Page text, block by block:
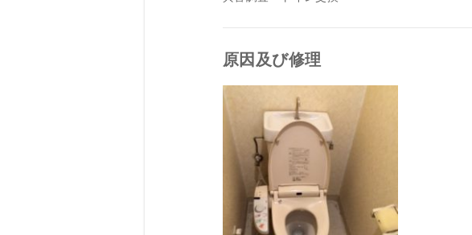
原因及び修理